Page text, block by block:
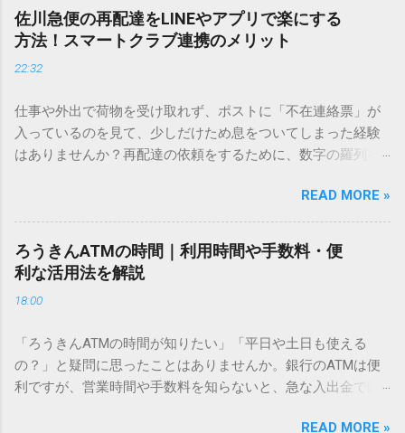
し、似た漢字が多すぎて結局見つからないことも少なくあり
ません。 そこで今回は、IMEパッドを使わずに、特定のコー
ドを打ち込むだけで一瞬で旧字や外字、特殊記号を呼び出す
「文字コード入力」のテクニックを詳しく解説します。 この
必要はありません。 1. なぜ「変換」しても旧字・外字が出て
こないのか？ そもそも、なぜ普通の変換で出てこない漢字が
あるのでしょうか。その理由は、パソコンが文字を認識する
は、JIS規格（日本産業規格）によって「第1水準」「第2水
準」といった形で整理されています。しかし、人名や地名に
使われる非常に古い漢字（旧字）や、特定の組織だけで作ら
れた「外字」は、この一般的な変換リストに含まれていない
ン上のすべての文字には、いわば「住所」のような番号が割
り振られています。変換候補に出ない文字でも、この住所
（コード）を直接指定すれば、確実に呼び出すことができる
のです。 2. Windows標準機能！文字コードで漢字を出す「16
進数入力」 最も汎用性が高く、特別なソフトも不要なのが
佐川急便の再配達をLINEやアプリで楽にする
方法！スマートクラブ連携のメリット
22:32
仕事や外出で荷物を受け取れず、ポストに「不在連絡票」が
入っているのを見て、少しだけため息をついてしまった経験
はありませんか？再配達の依頼をするために、数字の羅列を
ことに申し訳なさを感じたりすることもあるかもしれませ
ん。 「もっとスムーズに、自分のタイミングで受け取りた
い」 「わざわざ電話をかけずに、スマホ一つで完結させた
い」 そんな願いを叶えてくれるのが、佐川急便の会員制サー
ビス「スマートクラブ」と、LINEや公式アプリの連携です。
これらを活用するだけで、再配達のストレスは驚くほど軽く
受け取り術と、連携による具体的なメリットを徹底解説しま
す。 佐川急便の再配達が劇的に変わる「スマートクラブ」と
は？ まず押さえておきたいのが、佐川急便の個人向け無料会
READ MORE »
ろうきんATMの時間｜利用時間や手数料・便
利な活用法を解説
18:00
「ろうきんATMの時間が知りたい」「平日や土日も使える
の？」と疑問に思ったことはありませんか。銀行のATMは便
利ですが、営業時間や手数料を知らないと、急な入出金で困
READ MORE »